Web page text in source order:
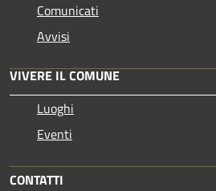
Comunicati
Avvisi
VIVERE IL COMUNE
Luoghi
Eventi
CONTATTI